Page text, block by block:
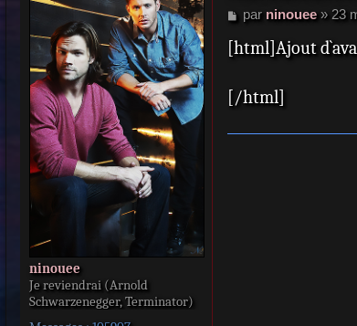
ninouee
Je reviendrai (Arnold
Schwarzenegger, Terminator)
M
s
g
par ninouee» 23
[html]Ajout
[/html]